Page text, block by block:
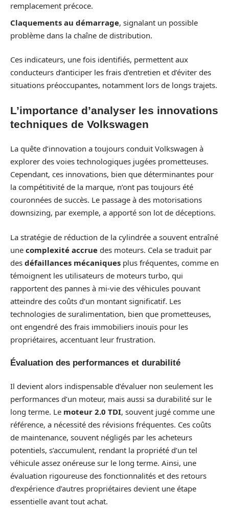
remplacement précoce.
Claquements au démarrage, signalant un possible
problème dans la chaîne de distribution.
Ces indicateurs, une fois identifiés, permettent aux
conducteurs d’anticiper les frais d’entretien et d’éviter des
situations préoccupantes, notamment lors de longs trajets.
L’importance d’analyser les innovations
techniques de Volkswagen
La quête d’innovation a toujours conduit Volkswagen à
explorer des voies technologiques jugées prometteuses.
Cependant, ces innovations, bien que déterminantes pour
la compétitivité de la marque, n’ont pas toujours été
couronnées de succès. Le passage à des motorisations
downsizing, par exemple, a apporté son lot de déceptions.
La stratégie de réduction de la cylindrée a souvent entraîné
une complexité accrue des moteurs. Cela se traduit par
des défaillances mécaniques plus fréquentes, comme en
témoignent les utilisateurs de moteurs turbo, qui
rapportent des pannes à mi-vie des véhicules pouvant
atteindre des coûts d’un montant significatif. Les
technologies de suralimentation, bien que prometteuses,
ont engendré des frais immobiliers inouïs pour les
propriétaires, accentuant leur frustration.
Évaluation des performances et durabilité
Il devient alors indispensable d’évaluer non seulement les
performances d’un moteur, mais aussi sa durabilité sur le
long terme. Le moteur 2.0 TDI, souvent jugé comme une
référence, a nécessité des révisions fréquentes. Ces coûts
de maintenance, souvent négligés par les acheteurs
potentiels, s’accumulent, rendant la propriété d’un tel
véhicule assez onéreuse sur le long terme. Ainsi, une
évaluation rigoureuse des fonctionnalités et des retours
d’expérience d’autres propriétaires devient une étape
essentielle avant tout achat.